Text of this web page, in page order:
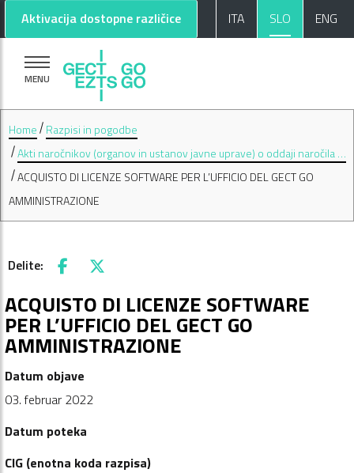
Pojdi na glavno vsebino
Pojdi na nogo strani
Aktivacija dostopne različice ITA SLO ENG
MENU
Home
Razpisi in pogodbe
Akti naročnikov (organov in ustanov javne uprave) o oddaji naročila …
ACQUISTO DI LICENZE SOFTWARE PER L’UFFICIO DEL GECT GO
AMMINISTRAZIONE
Delite: Facebook
X
ACQUISTO DI LICENZE SOFTWARE
PER L’UFFICIO DEL GECT GO
AMMINISTRAZIONE
Datum objave
03. februar 2022
Datum poteka
CIG (enotna koda razpisa)